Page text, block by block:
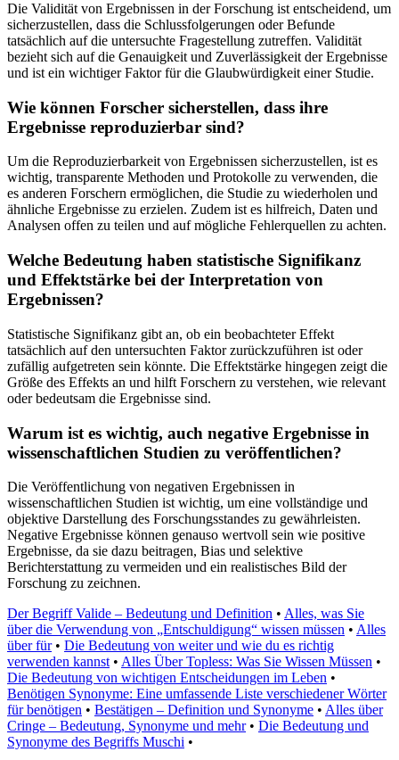
Die Validität von Ergebnissen in der Forschung ist entscheidend, um
sicherzustellen, dass die Schlussfolgerungen oder Befunde
tatsächlich auf die untersuchte Fragestellung zutreffen. Validität
bezieht sich auf die Genauigkeit und Zuverlässigkeit der Ergebnisse
und ist ein wichtiger Faktor für die Glaubwürdigkeit einer Studie.
Wie können Forscher sicherstellen, dass ihre
Ergebnisse reproduzierbar sind?
Um die Reproduzierbarkeit von Ergebnissen sicherzustellen, ist es
wichtig, transparente Methoden und Protokolle zu verwenden, die
es anderen Forschern ermöglichen, die Studie zu wiederholen und
ähnliche Ergebnisse zu erzielen. Zudem ist es hilfreich, Daten und
Analysen offen zu teilen und auf mögliche Fehlerquellen zu achten.
Welche Bedeutung haben statistische Signifikanz
und Effektstärke bei der Interpretation von
Ergebnissen?
Statistische Signifikanz gibt an, ob ein beobachteter Effekt
tatsächlich auf den untersuchten Faktor zurückzuführen ist oder
zufällig aufgetreten sein könnte. Die Effektstärke hingegen zeigt die
Größe des Effekts an und hilft Forschern zu verstehen, wie relevant
oder bedeutsam die Ergebnisse sind.
Warum ist es wichtig, auch negative Ergebnisse in
wissenschaftlichen Studien zu veröffentlichen?
Die Veröffentlichung von negativen Ergebnissen in
wissenschaftlichen Studien ist wichtig, um eine vollständige und
objektive Darstellung des Forschungsstandes zu gewährleisten.
Negative Ergebnisse können genauso wertvoll sein wie positive
Ergebnisse, da sie dazu beitragen, Bias und selektive
Berichterstattung zu vermeiden und ein realistisches Bild der
Forschung zu zeichnen.
Der Begriff Valide – Bedeutung und Definition • Alles, was Sie
über die Verwendung von „Entschuldigung“ wissen müssen • Alles
über für• Die Bedeutung von weiter und wie du es richtig
verwenden kannst • Alles Über Topless: Was Sie Wissen Müssen •
Die Bedeutung von wichtigen Entscheidungen im Leben •
Benötigen Synonyme: Eine umfassende Liste verschiedener Wörter
für benötigen • Bestätigen – Definition und Synonyme • Alles über
Cringe – Bedeutung, Synonyme und mehr• Die Bedeutung und
Synonyme des Begriffs Muschi •